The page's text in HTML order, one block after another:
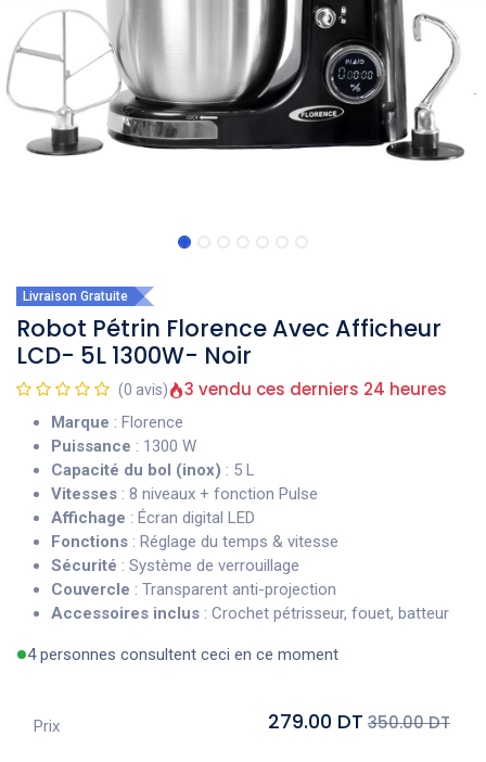
Livraison Gratuite
Robot Pétrin Florence Avec Afficheur
LCD- 5L 1300W- Noir
(0 avis) 3 vendu ces derniers 24 heures
Marque : Florence
Puissance : 1300 W
Capacité du bol (inox) : 5 L
Vitesses : 8 niveaux + fonction Pulse
Affichage : Écran digital LED
Fonctions : Réglage du temps & vitesse
Sécurité : Système de verrouillage
Couvercle : Transparent anti-projection
Accessoires inclus : Crochet pétrisseur, fouet, batteur
4 personnes consultent ceci en ce moment
Prix 279.00 DT 350.00 DT